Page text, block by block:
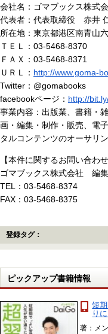
会社名：ゴマブックス株式
代表者：代表取締役 赤井
所在地：東京都港区南青山
ＴＥＬ：03-5468-8370
ＦＡＸ：03-5468-8371
ＵＲＬ： http://www.goma-
Twitter：@gomabooks
facebookページ： http://
事業内容：出版業、書籍・
画・編集・制作・販売、電
タルコンテンツのオーサリ
【本件に関するお問い合わせ
ゴマブックス株式会社 編
TEL：03-5468-8374
FAX：03-5468-8375
登録タグ：
ピックアップ書籍情報
短
り
著：メ